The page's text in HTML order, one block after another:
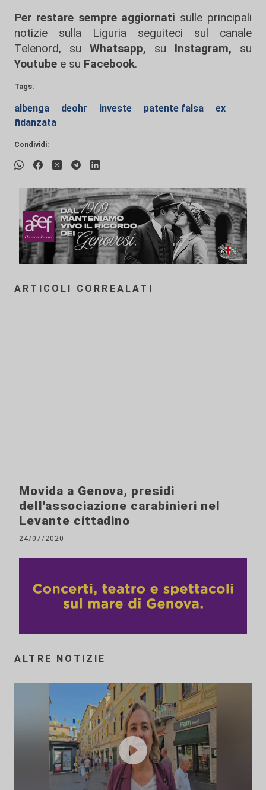
Per restare sempre aggiornati sulle principali
notizie sulla Liguria seguiteci sul canale
Telenord, su
Whatsapp, su Instagram, su
Youtube e su Facebook.
Tags:
albenga deohr investe patente falsa
ex
fidanzata
Condividi:
ARTICOLI CORREALATI
Movida a Genova, presidi
dell'associazione carabinieri nel
Levante cittadino
24/07/2020
ALTRE NOTIZIE